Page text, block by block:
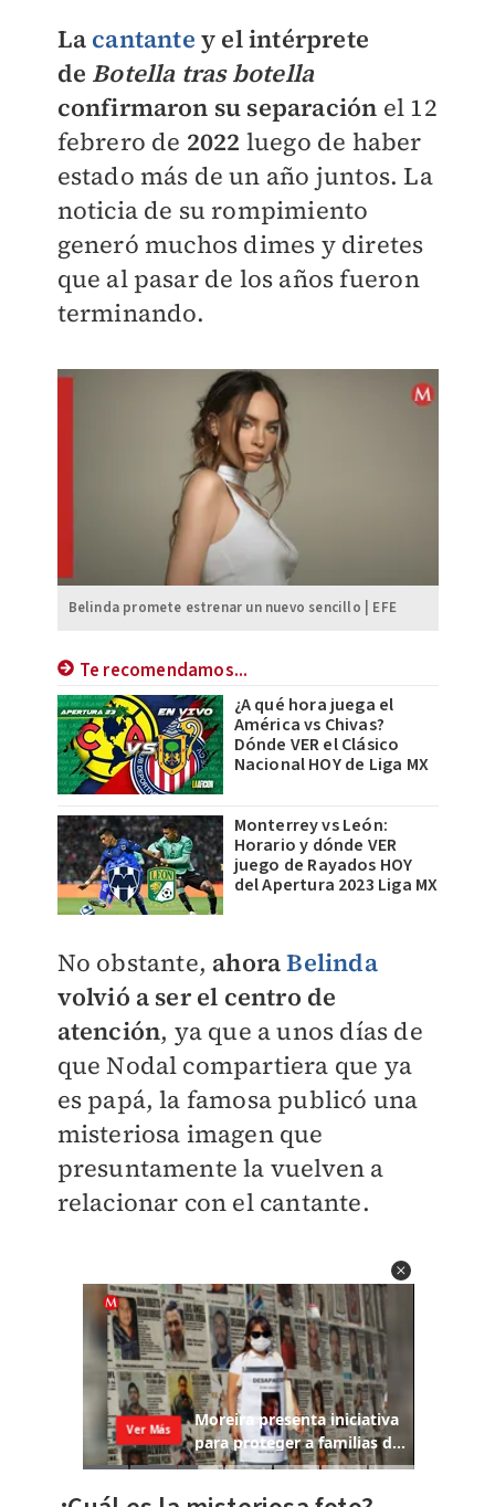
La cantante y el intérprete
de Botella tras botella
confirmaron su separación el 12
febrero de 2022 luego de haber
estado más de un año juntos.La
noticia de su rompimiento
generó muchos dimes y diretes
que al pasar de los años fueron
terminando.
Belinda promete estrenar un nuevo sencillo | EFE
Te recomendamos...
¿A qué hora juega el
América vs Chivas?
Dónde VER el Clásico
Nacional HOY de Liga MX
Monterrey vs León:
Horario y dónde VER
juego de Rayados HOY
del Apertura 2023 Liga MX
No obstante, ahoraBelinda
volvió a ser el centro de
atención, ya que a unos días de
que Nodal compartiera que ya
es papá, la famosa publicó una
misteriosa imagen que
presuntamente la vuelven a
relacionar con el cantante.